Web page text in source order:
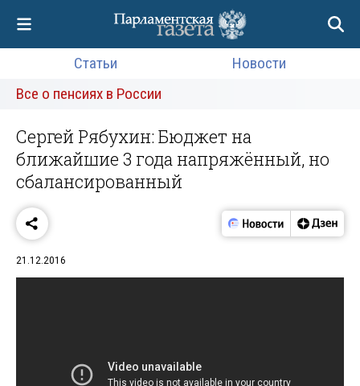
Статьи
Новости
Все о пенсиях в России
Сергей Рябухин: Бюджет на
ближайшие 3 года напряжённый, но
сбалансированный
21.12.2016